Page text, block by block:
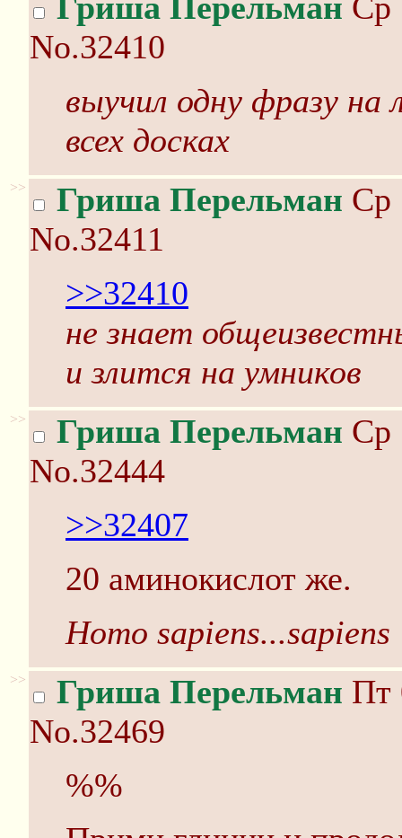
No.32410
выучил одну фразу
всех досках
>> Гриша Перельман Ср
No.32411
>>32410
не знает
и злится на умников
>> Гриша Перельман Ср
No.32444
>>32407
20 аминокислот же.
Homo sapiens...sapiens
>> Гриша Перельман Пт
No.32469
%%